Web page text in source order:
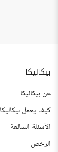
بيكاليكا
عن بيكاليكا
كيف يعمل بيكاليكا
الأسئلة الشائعة
الرخص